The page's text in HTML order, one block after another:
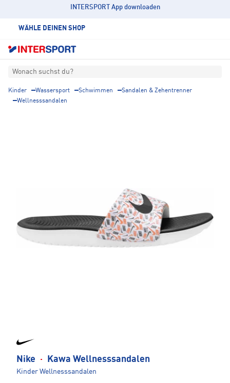
INTERSPORT App downloaden
WÄHLE DEINEN SHOP
Wonach suchst du?
Kinder Wassersport Schwimmen
Sandalen & Zehentrenner
Wellnesssandalen
Nike · Kawa Wellnesssandalen
Kinder Wellnesssandalen